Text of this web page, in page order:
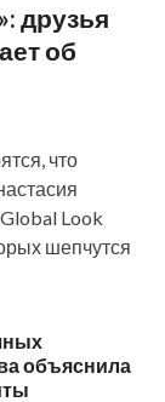
друзья
об
что
Look
шепчутся
объяснила